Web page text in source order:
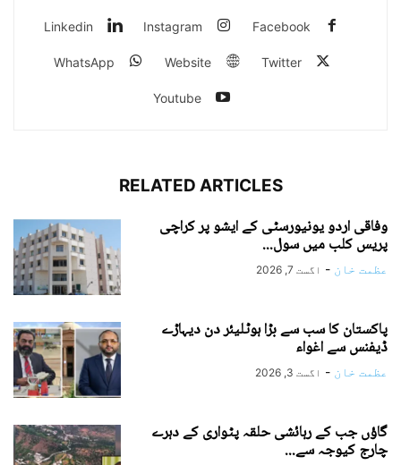
Facebook
Instagram
Linkedin
Twitter
Website
WhatsApp
Youtube
RELATED ARTICLES
وفاقی اردو یونیورسٹی کے ایشو پر کراچی
پریس کلب میں سول...
عظمت خان - اگست 7, 2026
پاکستان کا سب سے بڑا ہوٹلیئر دن دیہاڑے
ڈیفنس سے اغواء
عظمت خان - اگست 3, 2026
گاؤں جب کے رہائشی حلقہ پٹواری کے دہرے
چارج کیوجہ سے...